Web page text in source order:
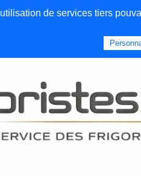
Emploi
de services tiers